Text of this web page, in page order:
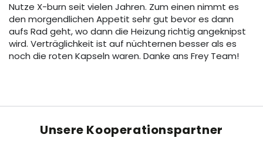
Nutze X-burn seit vielen Jahren. Zum einen nimmt es
den morgendlichen Appetit sehr gut bevor es dann
aufs Rad geht, wo dann die Heizung richtig angeknipst
wird. Verträglichkeit ist auf nüchternen besser als es
noch die roten Kapseln waren. Danke ans Frey Team!
Unsere Kooperationspartner